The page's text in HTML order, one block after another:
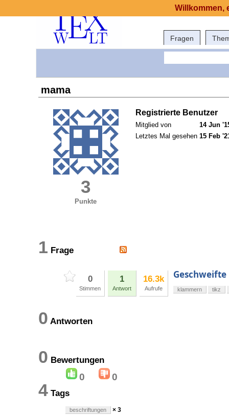
Fragen
mama
3
Punkte
Registrierte Benutzer
Mitglied von
14 Jun
Letztes Mal gesehen 15 Feb
1 Frage
0
Stimmen
1
Antwort
16.3k
Aufrufe klammern tikz
0 Antworten
0 Bewertungen
0 0
4 Tags
beschriftungen × 3
Willkommen,